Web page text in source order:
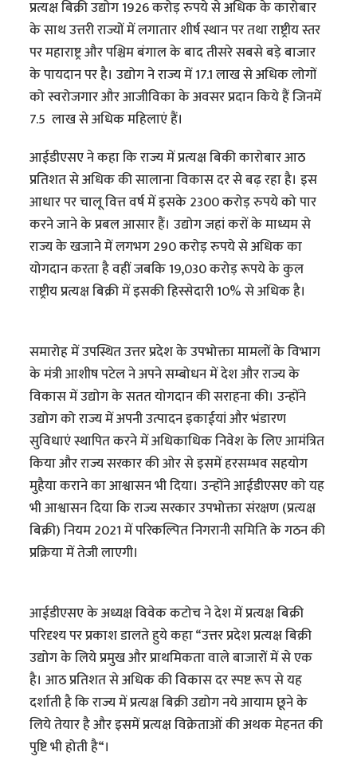
प्रत्यक्ष बिक्री उद्योग 1926 करोड़ रुपये से अधिक के कारोबार
के साथ उत्तरी राज्यों में लगातार शीर्ष स्थान पर तथा राष्ट्रीय स्तर
पर महाराष्ट्र और पश्चिम बंगाल के बाद तीसरे सबसे बड़े बाजार
के पायदान पर है। उद्योग ने राज्य में 17.1 लाख से अधिक लोगों
को स्वरोजगार और आजीविका के अवसर प्रदान किये हैं जिनमें
7.5 लाख से अधिक महिलाएं हैं।
आईडीएसए ने कहा कि राज्य में प्रत्यक्ष बिकी कारोबार आठ
प्रतिशत से अधिक की सालाना विकास दर से बढ़ रहा है। इस
आधार पर चालू वित्त वर्ष में इसके 2300 करोड़ रुपये को पार
करने जाने के प्रबल आसार हैं। उद्योग जहां करों के माध्यम से
राज्य के खजाने में लगभग 290 करोड़ रुपये से अधिक का
योगदान करता है वहीं जबकि 19,030 करोड़ रूपये के कुल
राष्ट्रीय प्रत्यक्ष बिक्री में इसकी हिस्सेदारी 10% से अधिक है।
समारोह में उपस्थित उत्तर प्रदेश के उपभोक्ता मामलों के विभाग
के मंत्री आशीष पटेल ने अपने सम्बोधन में देश और राज्य के
विकास में उद्योग के सतत योगदान की सराहना की। उन्होंने
उद्योग को राज्य में अपनी उत्पादन इकाईयां और भंडारण
सुविधाएं स्थापित करने में अधिकाधिक निवेश के लिए आमंत्रित
किया और राज्य सरकार की ओर से इसमें हरसम्भव सहयोग
मुहैया कराने का आश्वासन भी दिया। उन्होंने आईडीएसए को यह
भी आश्वासन दिया कि राज्य सरकार उपभोक्ता संरक्षण (प्रत्यक्ष
बिक्री) नियम 2021 में परिकल्पित निगरानी समिति के गठन की
प्रक्रिया में तेजी लाएगी।
आईडीएसए के अध्यक्ष विवेक कटोच ने देश में प्रत्यक्ष बिक्री
परिदृश्य पर प्रकाश डालते हुये कहा “उत्तर प्रदेश प्रत्यक्ष बिक्री
उद्योग के लिये प्रमुख और प्राथमिकता वाले बाजारों में से एक
है। आठ प्रतिशत से अधिक की विकास दर स्पष्ट रूप से यह
दर्शाती है कि राज्य में प्रत्यक्ष बिक्री उद्योग नये आयाम छूने के
लिये तेयार है और इसमें प्रत्यक्ष विक्रेताओं की अथक मेहनत की
पुष्टि भी होती है“।